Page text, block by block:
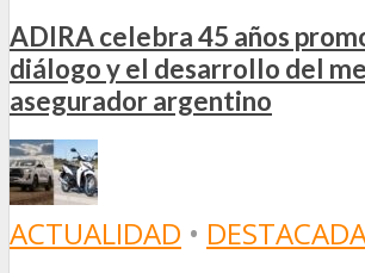
ADIRA celebra 45 años
diálogo y el desarrollo del
asegurador argentino
ACTUALIDAD •